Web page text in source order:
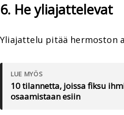
6. He yliajattelevat
Yliajattelu pitää hermoston
LUE MYÖS
10 tilannetta, joissa fiksu
osaamistaan esiin